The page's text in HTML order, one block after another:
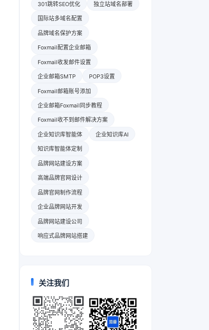
301跳转SEO优化 独立站域名部署
国际站多域名配置
品牌域名保护方案
Foxmail配置企业邮箱
Foxmail收发邮件设置
企业邮箱SMTP POP3设置
Foxmail邮箱账号添加
企业邮箱Foxmail同步教程
Foxmail收不到邮件解决方案
企业知识库智能体 企业知识库AI
知识库智能体定制
品牌网站建设方案
高端品牌官网设计
品牌官网制作流程
企业品牌网站开发
品牌网站建设公司
响应式品牌网站搭建
关注我们